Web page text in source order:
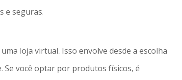
e seguras.
loja virtual. Isso envolve desde a escolha
Se você optar por produtos físicos, é